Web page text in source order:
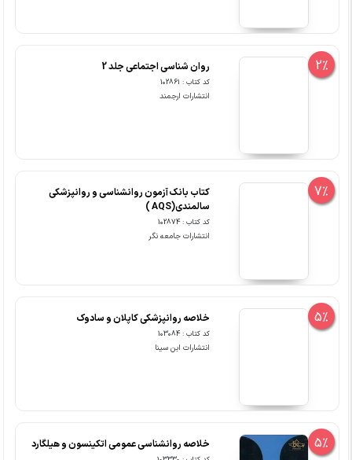
2% روان شناسی اجتماعی جلد 2
کد کتاب : 102861
انتشارات ارجمند
7%
کتاب بانک آزمون روانشناسی و روانپزشکی
سالمندی(AQS )
کد کتاب : 102874
انتشارات جامعه نگر
5% خلاصه روانپزشکی کاپلان و سادوک
کد کتاب : 103084
انتشارات ابن سینا
5% خلاصه روانشناسی عمومی اتکینسون و هیلگارد